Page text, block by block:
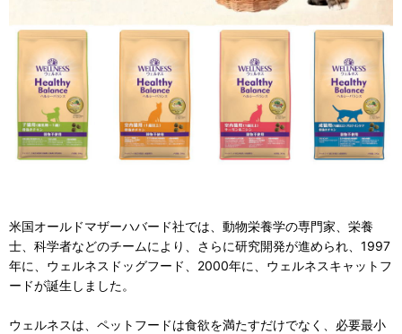
米国オールドマザーハバード社では、動物栄養学の専門家、栄養
士、科学者などのチームにより、さらに研究開発が進められ、1997
年に、ウェルネスドッグフード、2000年に、ウェルネスキャットフ
ードが誕生しました。
ウェルネスは、ペットフードは食欲を満たすだけでなく、必要最小